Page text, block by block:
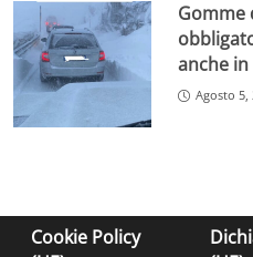
Gomme
anche
Agosto 5,
Cookie Policy